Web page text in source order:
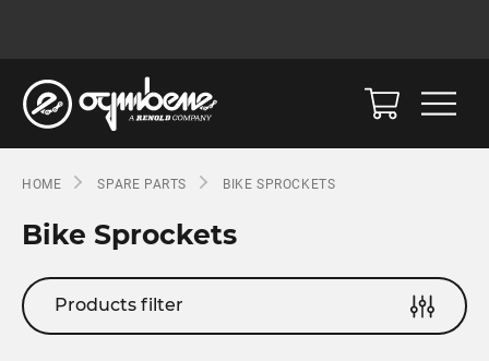
HOME SPARE PARTS BIKE SPROCKETS
Bike Sprockets
Products filter